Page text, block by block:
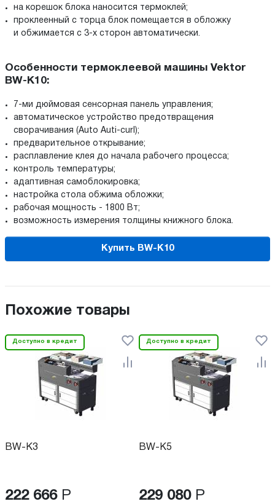
на корешок блока наносится термоклей;
проклеенный с торца блок помещается в обложку
и обжимается с 3-х сторон автоматически.
Особенности термоклеевой машины Vektor
BW-K10:
7-ми дюймовая сенсорная панель управления;
автоматическое устройство предотвращения
сворачивания (Auto Auti-curl);
предварительное открывание;
расплавление клея до начала рабочего процесса;
контроль температуры;
адаптивная самоблокировка;
настройка стола обжима обложки;
рабочая мощность - 1800 Вт;
возможность измерения толщины книжного блока.
Купить BW-K10
Похожие товары
Доступно в кредит
BW-K3
222 666 Р
Доступно в кредит
BW-K5
229 080 Р